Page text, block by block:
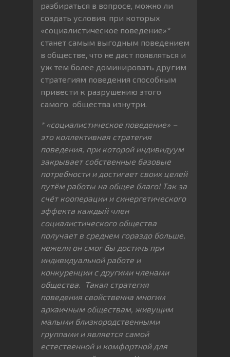
разбираться в вопросе, можно ли
создать условия, при которых
«социалистическое поведение»*
станет самым выгодным поведением
в обществе, что не даст появляться и
уж тем более доминировать другим
стратегиям поведения способным
привести к разрушению этого
самого общества изнутри.
* «социалистическое поведение» –
это коллективная стратегия
поведения, при которой индивидуум
закрывает собственные базовые
потребности и достигает своих целей
путём работы на общее благо! Так за
счёт кооперации и синергетического
эффекта каждый член
социалистического общества
получает в среднем гораздо больше,
нежели он смог бы достичь при
индивидуальной работе и
конкуренции с другими членами
общества. Такая стратегия
поведения свойственна многим
архаичным обществам, живущим
малыми близкородственными
группами и является самой
естественной и комфортной для